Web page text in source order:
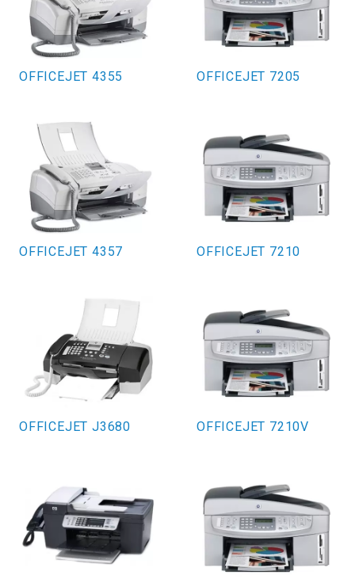
OFFICEJET 4355
OFFICEJET 4357
OFFICEJET J3680
OFFICEJET 7205
OFFICEJET 7210
OFFICEJET 7210V